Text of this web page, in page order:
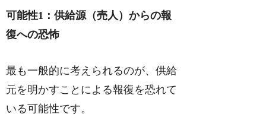
可能性1：供給源（売人）からの報
復への恐怖
最も一般的に考えられるのが、供給
元を明かすことによる報復を恐れて
いる可能性です。